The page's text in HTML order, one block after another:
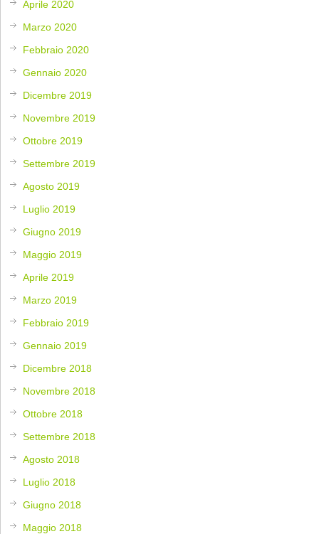
Aprile 2020
Marzo 2020
Febbraio 2020
Gennaio 2020
Dicembre 2019
Novembre 2019
Ottobre 2019
Settembre 2019
Agosto 2019
Luglio 2019
Giugno 2019
Maggio 2019
Aprile 2019
Marzo 2019
Febbraio 2019
Gennaio 2019
Dicembre 2018
Novembre 2018
Ottobre 2018
Settembre 2018
Agosto 2018
Luglio 2018
Giugno 2018
Maggio 2018